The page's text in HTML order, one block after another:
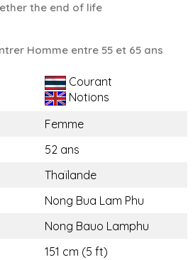
the end of life
Homme entre 55 et 65 ans
Courant
Notions
Femme
52 ans
Thaïlande
Nong Bua Lam Phu
Nong Bauo Lamphu
151 cm (5 ft)